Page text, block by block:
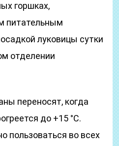
горшках,
питательным
луковицы сутки
отделении
переносят, когда
до +15 °C.
пользоваться во всех